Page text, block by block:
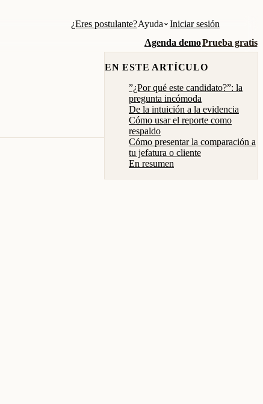
¿Eres postulante?Ayuda
Iniciar sesión
Agenda demoPrueba gratis
EN ESTE ARTÍCULO
”¿Por qué este candidato?”: la
pregunta incómoda
De la intuición a la evidencia
Cómo usar el reporte como
respaldo
Cómo presentar la comparación a
tu jefatura o cliente
En resumen